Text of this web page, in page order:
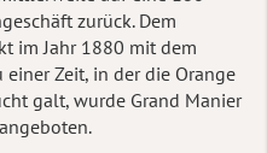
zurück. Dem
im Jahr 1880 mit dem
Zeit, in der die Orange
galt, wurde Grand Manier